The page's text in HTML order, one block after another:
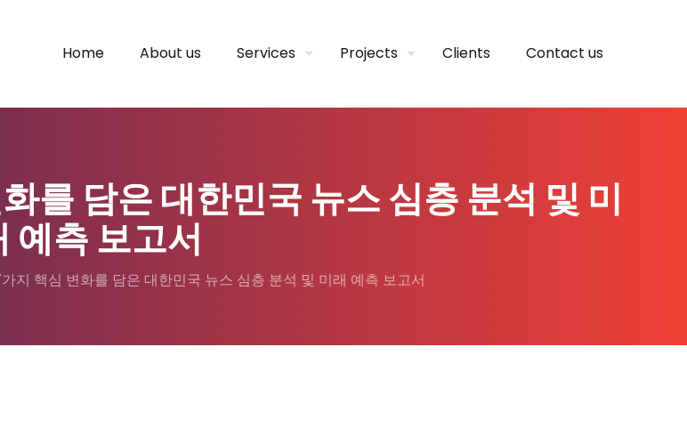
Home About us Services Projects Clients Contact us
를 담은 대한민국 뉴스 심층 분석 및 미
예측 보고서
지 핵심 변화를 담은 대한민국 뉴스 심층 분석 및 미래 예측 보고서